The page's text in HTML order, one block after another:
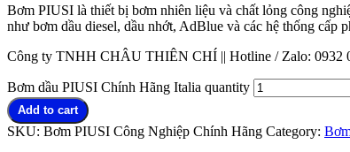
Bơm PIUSI là thiết bị bơm nhiên liệu và chất lỏng công
như bơm dầu diesel, dầu nhớt, AdBlue và các hệ thống cấp
Công ty TNHH CHÂU THIÊN CHÍ || Hotline / Zalo: 0932
Bơm dầu PIUSI Chính Hãng Italia quantity
Add to cart
SKU: Bơm PIUSI Công Nghiệp Chính Hãng Category: